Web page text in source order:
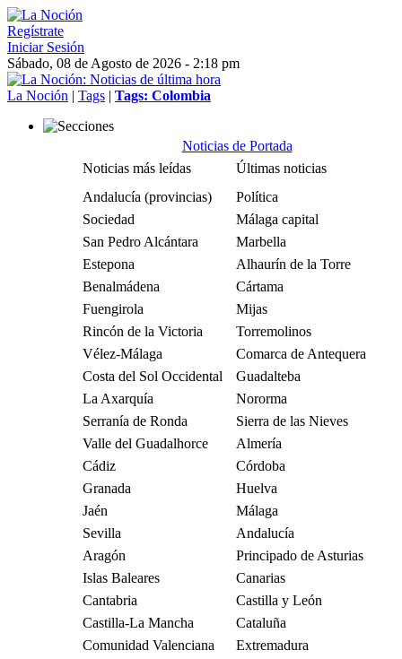
Regístrate
Iniciar Sesión
Sábado, 08 de Agosto de 2026 - 2:18 pm
La Noción | Tags | Tags: Colombia
Noticias de Portada
Noticias más leídas
Últimas noticias
Andalucía (provincias)
Política
Sociedad
Málaga capital
San Pedro Alcántara
Marbella
Estepona
Alhaurín de la Torre
Benalmádena
Cártama
Fuengirola
Mijas
Rincón de la Victoria
Torremolinos
Vélez-Málaga
Comarca de Antequera
Costa del Sol Occidental
Guadalteba
La Axarquía
Nororma
Serranía de Ronda
Sierra de las Nieves
Valle del Guadalhorce
Almería
Cádiz
Córdoba
Granada
Huelva
Jaén
Málaga
Sevilla
Andalucía
Aragón
Principado de Asturias
Islas Baleares
Canarias
Cantabria
Castilla y León
Castilla-La Mancha
Cataluña
Comunidad Valenciana
Extremadura